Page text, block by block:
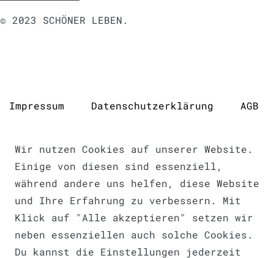
Wir nutzen Cookies auf unserer Website.
Einige von diesen sind essenziell,
während andere uns helfen, diese Website
und Ihre Erfahrung zu verbessern. Mit
Klick auf "Alle akzeptieren" setzen wir
neben essenziellen auch solche Cookies.
Du kannst die Einstellungen jederzeit
© 2023 SCHÖNER LEBEN.
Impressum Daten­schutz­erklärung AGB
Barrierefreiheitserklärung